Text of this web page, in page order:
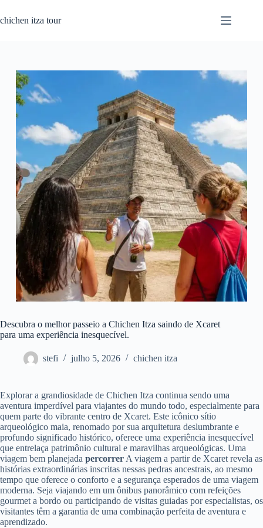
para
o
chichen itza tour
Descubra o melhor passeio a Chichen Itza saindo de Xcaret
para uma experiência inesquecível.
stefi julho 5, 2026 chichen itza
Explorar a grandiosidade de Chichen Itza continua sendo uma
aventura imperdível para viajantes do mundo todo, especialmente para
quem parte do vibrante centro de Xcaret. Este icônico sítio
arqueológico maia, renomado por sua arquitetura deslumbrante e
profundo significado histórico, oferece uma experiência inesquecível
que entrelaça patrimônio cultural e maravilhas arqueológicas. Uma
viagem bem planejada percorrer A viagem a partir de Xcaret revela as
histórias extraordinárias inscritas nessas pedras ancestrais, ao mesmo
tempo que oferece o conforto e a segurança esperados de uma viagem
moderna. Seja viajando em um ônibus panorâmico com refeições
gourmet a bordo ou participando de visitas guiadas por especialistas, os
visitantes têm a garantia de uma combinação perfeita de aventura e
aprendizado.